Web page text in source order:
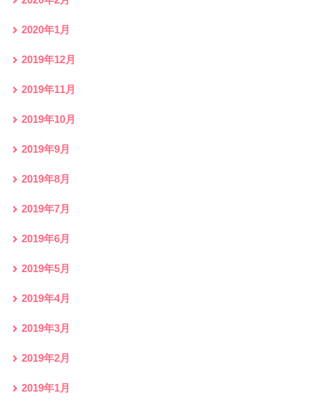
2020年1月
2019年12月
2019年11月
2019年10月
2019年9月
2019年8月
2019年7月
2019年6月
2019年5月
2019年4月
2019年3月
2019年2月
2019年1月